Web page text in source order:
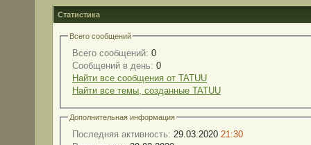
Статистика
Всего сообщений
Всего сообщений: 0
Сообщений в день: 0
Найти все сообщения от TATUU
Найти все темы, созданные TATUU
Дополнительная информация
Последняя активность: 29.03.2020 21:30